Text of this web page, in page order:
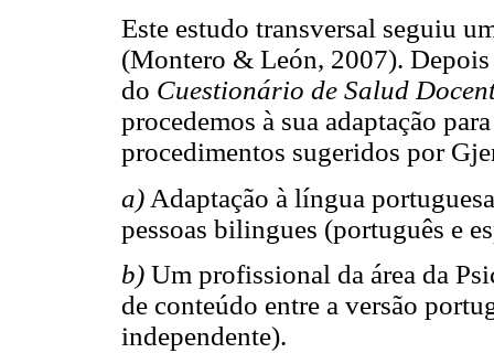
Este estudo transversal seguiu
(Montero & León, 2007). Depois
do Cuestionário de Salud
procedemos à sua adaptação
procedimentos sugeridos por
a) Adaptação à língua
pessoas bilingues (português e
b) Um profissional da área da
de conteúdo entre a versão
independente).